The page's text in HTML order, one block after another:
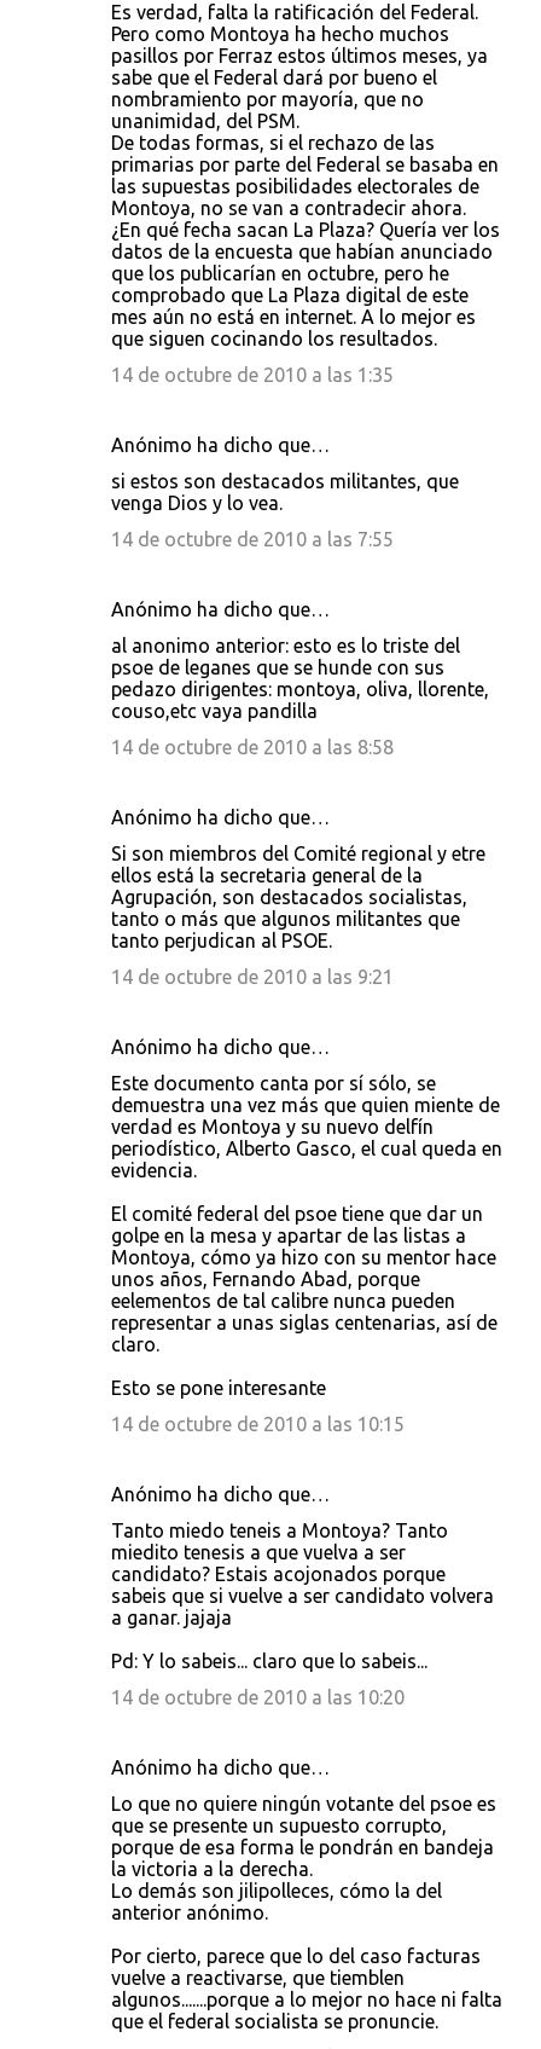
Es verdad, falta la ratificación del Federal.
Pero como Montoya ha hecho muchos
pasillos por Ferraz estos últimos meses, ya
sabe que el Federal dará por bueno el
nombramiento por mayoría, que no
unanimidad, del PSM.
De todas formas, si el rechazo de las
primarias por parte del Federal se basaba en
las supuestas posibilidades electorales de
Montoya, no se van a contradecir ahora.
¿En qué fecha sacan La Plaza? Quería ver los
datos de la encuesta que habían anunciado
que los publicarían en octubre, pero he
comprobado que La Plaza digital de este
mes aún no está en internet. A lo mejor es
que siguen cocinando los resultados.
14 de octubre de 2010 a las 1:35
Anónimo ha dicho que…
si estos son destacados militantes, que
venga Dios y lo vea.
14 de octubre de 2010 a las 7:55
Anónimo ha dicho que…
al anonimo anterior: esto es lo triste del
psoe de leganes que se hunde con sus
pedazo dirigentes: montoya, oliva, llorente,
couso,etc vaya pandilla
14 de octubre de 2010 a las 8:58
Anónimo ha dicho que…
Si son miembros del Comité regional y etre
ellos está la secretaria general de la
Agrupación, son destacados socialistas,
tanto o más que algunos militantes que
tanto perjudican al PSOE.
14 de octubre de 2010 a las 9:21
Anónimo ha dicho que…
Este documento canta por sí sólo, se
demuestra una vez más que quien miente de
verdad es Montoya y su nuevo delfín
periodístico, Alberto Gasco, el cual queda en
evidencia.
El comité federal del psoe tiene que dar un
golpe en la mesa y apartar de las listas a
Montoya, cómo ya hizo con su mentor hace
unos años, Fernando Abad, porque
eelementos de tal calibre nunca pueden
representar a unas siglas centenarias, así de
claro.
Esto se pone interesante
14 de octubre de 2010 a las 10:15
Anónimo ha dicho que…
Tanto miedo teneis a Montoya? Tanto
miedito tenesis a que vuelva a ser
candidato? Estais acojonados porque
sabeis que si vuelve a ser candidato volvera
a ganar. jajaja
Pd: Y lo sabeis... claro que lo sabeis...
14 de octubre de 2010 a las 10:20
Anónimo ha dicho que…
Lo que no quiere ningún votante del psoe es
que se presente un supuesto corrupto,
porque de esa forma le pondrán en bandeja
la victoria a la derecha.
Lo demás son jilipolleces, cómo la del
anterior anónimo.
Por cierto, parece que lo del caso facturas
vuelve a reactivarse, que tiemblen
algunos.......porque a lo mejor no hace ni falta
que el federal socialista se pronuncie.